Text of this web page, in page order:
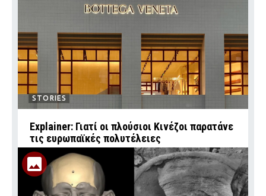
STORIES
Explainer: Γιατί οι πλούσιοι Κινέζοι παρατάνε
τις ευρωπαϊκές πολυτέλειες